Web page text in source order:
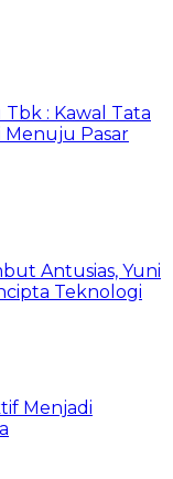
: Kawal Tata
Menuju Pasar
Antusias, Yuni
Teknologi
Menjadi